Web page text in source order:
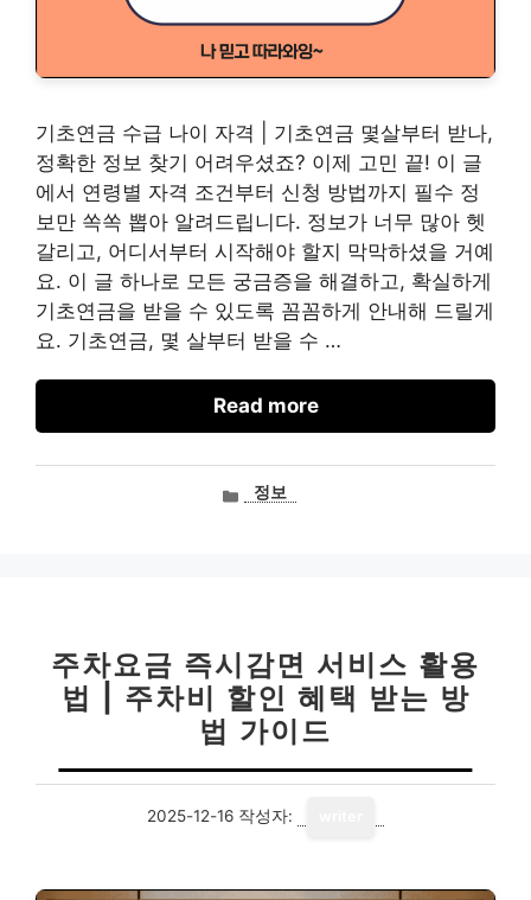
기초연금 수급 나이 자격 | 기초연금 몇살부터 받나,
정확한 정보 찾기 어려우셨죠? 이제 고민 끝! 이 글
에서 연령별 자격 조건부터 신청 방법까지 필수 정
보만 쏙쏙 뽑아 알려드립니다. 정보가 너무 많아 헷
갈리고, 어디서부터 시작해야 할지 막막하셨을 거예
요. 이 글 하나로 모든 궁금증을 해결하고, 확실하게
기초연금을 받을 수 있도록 꼼꼼하게 안내해 드릴게
요. 기초연금, 몇 살부터 받을 수 …
Read more
카정보
주차요금 즉시감면 서비스 활용
법 | 주차비 할인 혜택 받는 방
법 가이드
2025-12-16 작성자: